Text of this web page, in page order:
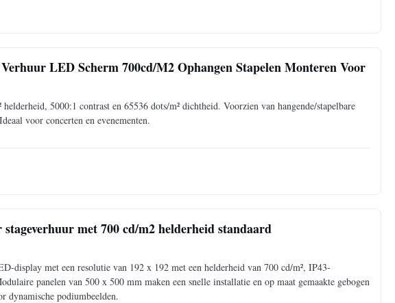
LED Scherm 700cd/M2 Ophangen Stapelen Monteren Voor
5000:1 contrast en 65536 dots/m² dichtheid. Voorzien van hangende/stapelbare
voor concerten en evenementen.
met 700 cd/m2 helderheid standaard
display met een resolutie van 192 x 192 met een helderheid van 700 cd/m², IP43-
panelen van 500 x 500 mm maken een snelle installatie en op maat gemaakte gebogen
dynamische podiumbeelden.